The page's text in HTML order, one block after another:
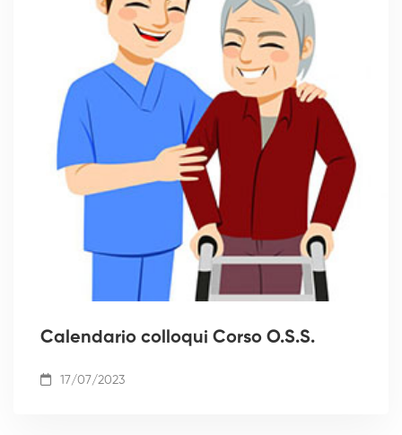
Calendario colloqui Corso O.S.S.
17/07/2023